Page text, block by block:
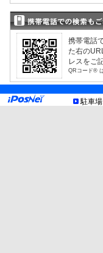
RV ○
1BOX
外車 ○
お知らせ
携帯電話
た右の
レスをご
QRコード®
駐車